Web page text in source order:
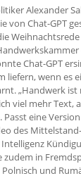
Alexander
von Chat-GPT
Chat-GPT
liefern, wenn es
„Handwerk
viel mehr Text,
eine
des
in
und